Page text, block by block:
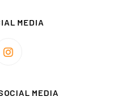
MEDIA
MEDIA